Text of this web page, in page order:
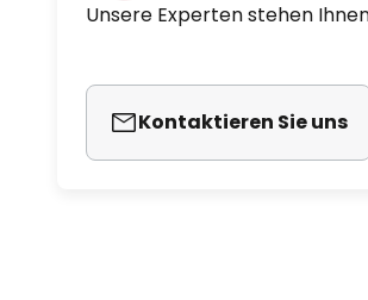
Unsere Experten stehen
Kontaktieren Sie uns